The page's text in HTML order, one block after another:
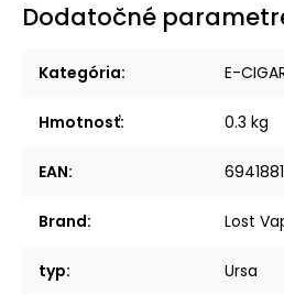
Dodatočné
Kategória: E-
Hmotnosť: 0.3 kg
EAN:
Brand: Lost
typ: Ursa